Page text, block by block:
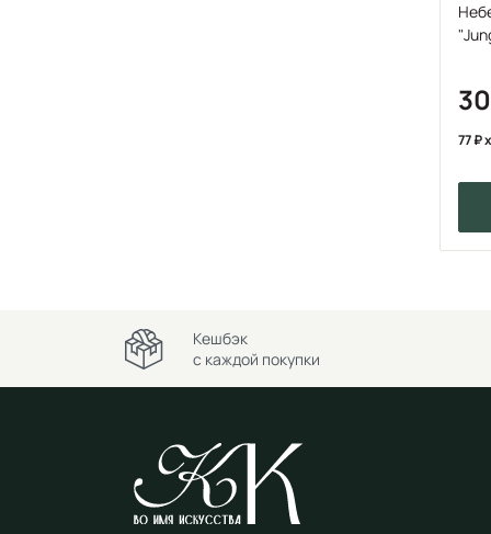
77
Кешбэк
с каждой покупки